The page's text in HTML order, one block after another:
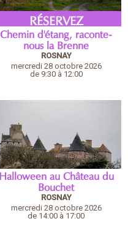
RÉSERVEZ
Chemin d'étang, raconte-
nous la Brenne
ROSNAY
mercredi 28 octobre 2026
de 9:30 à 12:00
Halloween au Château du
Bouchet
ROSNAY
mercredi 28 octobre 2026
de 14:00 à 17:00